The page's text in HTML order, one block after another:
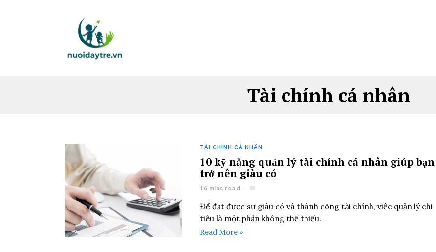
Tài chính cá nhân
TÀI CHÍNH CÁ NHÂN
10 kỹ năng quản lý tài chính cá nhân giúp bạn
trở nên giàu có
16 mins read
Để đạt được sự giàu có và thành công tài chính, việc quản lý chi
tiêu là một phần không thể thiếu.
Read More »